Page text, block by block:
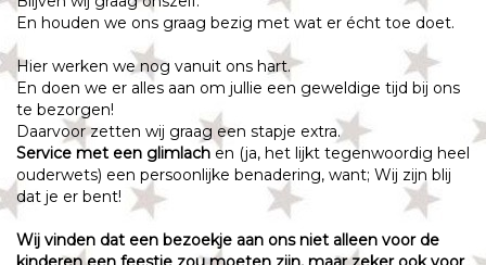
En houden we ons graag bezig met wat er écht toe doet.
Hier werken we nog vanuit ons hart.
En doen we er alles aan om jullie een geweldige tijd bij ons
te bezorgen!
Daarvoor zetten wij graag een stapje extra.
Service met een glimlach en (ja, het lijkt tegenwoordig heel
ouderwets) een persoonlijke benadering, want; Wij zijn blij
dat je er bent!
Wij vinden dat een bezoekje aan ons niet alleen voor de